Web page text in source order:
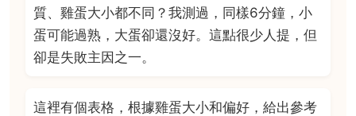
質、雞蛋大小都不同？我測過，同樣6分鐘，小
蛋可能過熟，大蛋卻還沒好。這點很少人提，但
卻是失敗主因之一。
這裡有個表格，根據雞蛋大小和偏好，給出參考